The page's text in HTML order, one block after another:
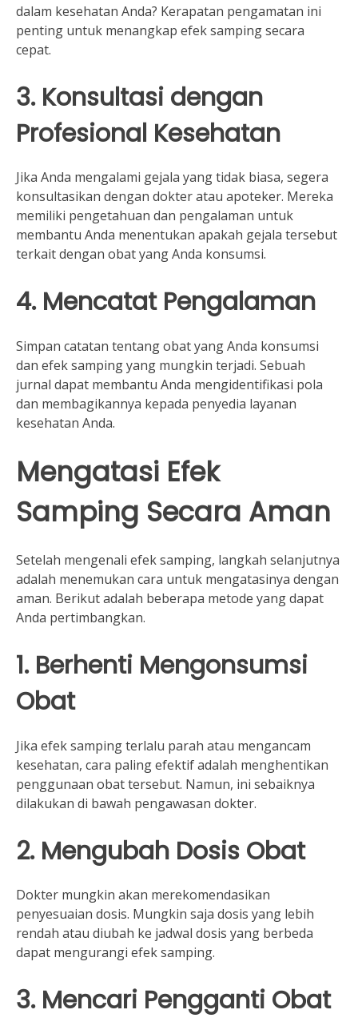
dalam kesehatan Anda? Kerapatan pengamatan ini
penting untuk menangkap efek samping secara
cepat.
3. Konsultasi dengan
Profesional Kesehatan
Jika Anda mengalami gejala yang tidak biasa, segera
konsultasikan dengan dokter atau apoteker. Mereka
memiliki pengetahuan dan pengalaman untuk
membantu Anda menentukan apakah gejala tersebut
terkait dengan obat yang Anda konsumsi.
4. Mencatat Pengalaman
Simpan catatan tentang obat yang Anda konsumsi
dan efek samping yang mungkin terjadi. Sebuah
jurnal dapat membantu Anda mengidentifikasi pola
dan membagikannya kepada penyedia layanan
kesehatan Anda.
Mengatasi Efek
Samping Secara Aman
Setelah mengenali efek samping, langkah selanjutnya
adalah menemukan cara untuk mengatasinya dengan
aman. Berikut adalah beberapa metode yang dapat
Anda pertimbangkan.
1. Berhenti Mengonsumsi
Obat
Jika efek samping terlalu parah atau mengancam
kesehatan, cara paling efektif adalah menghentikan
penggunaan obat tersebut. Namun, ini sebaiknya
dilakukan di bawah pengawasan dokter.
2. Mengubah Dosis Obat
Dokter mungkin akan merekomendasikan
penyesuaian dosis. Mungkin saja dosis yang lebih
rendah atau diubah ke jadwal dosis yang berbeda
dapat mengurangi efek samping.
3. Mencari Pengganti Obat